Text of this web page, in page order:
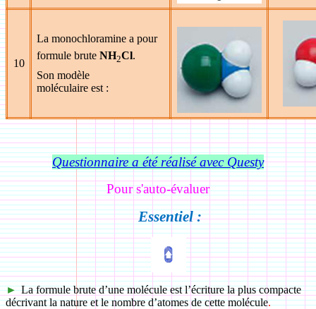
10
La monochloramine a pour
formule bruteNH2Cl.
Son modèle
moléculaire est :
Questionnaire a été réalisé avec Questy
Pour s'auto-évaluer
Essentiel :
► La formule brute d’une molécule est l’écriture la plus compacte
décrivant la nature et le nombre d’atomes de cette molécule.